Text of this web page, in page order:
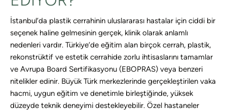
İstanbul’da plastik cerrahinin uluslararası hastalar için ciddi bir
seçenek haline gelmesinin gerçek, klinik olarak anlamlı
nedenleri vardır. Türkiye’de eğitim alan birçok cerrah, plastik,
rekonstrüktif ve estetik cerrahide zorlu ihtisaslarını tamamlar
ve Avrupa Board Sertifikasyonu (EBOPRAS) veya benzeri
nitelikler edinir. Büyük Türk merkezlerinde gerçekleştirilen vaka
hacmi, uygun eğitim ve denetimle birleştiğinde, yüksek
düzeyde teknik deneyimi destekleyebilir. Özel hastaneler